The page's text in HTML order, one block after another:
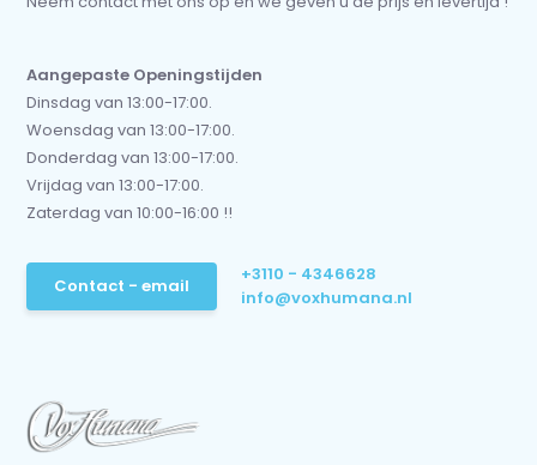
Aangepaste Openingstijden
Dinsdag van 13:00-17:00.
Woensdag van 13:00-17:00.
Donderdag van 13:00-17:00.
Vrijdag van 13:00-17:00.
Zaterdag van 10:00-16:00 !!
Contact - email
+3110 - 4346628
info@voxhumana.nl